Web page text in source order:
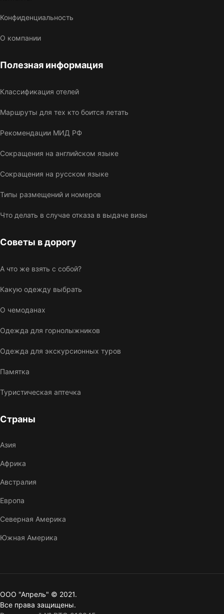
Конфиденциальность
О компании
Полезная информация
Классификация отелей
Маршруты для тех кто боится летать
Рекомендации МИД РФ
Сокращения на английском языке
Сокращения на русском языке
Типы размещений и номеров
Что делать в случае отказа в выдаче визы
Советы в дорогу
А что же взять с собой?
Какую одежду выбрать
О чемоданах
Одежда для горнолыжников
Одежда для экскурсионных туров
Памятка
Туристическая аптечка
Страны
Азия
Африка
Австралия
Европа
Северная Америка
Южная Америка
ООО "Апрель" © 2021.
Все права защищены.